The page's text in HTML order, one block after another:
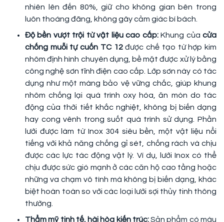
nhiên lên đến 80%, giữ cho không gian bên trong
luôn thoáng đãng, không gây cảm giác bí bách.
Độ bền vượt trội từ vật liệu cao cấp:Khung củacửa
chống muỗi tự cuốn TC 12được chế tạo từ hợp kim
nhôm định hình chuyên dụng, bề mặt được xử lý bằng
công nghệ sơn tĩnh điện cao cấp. Lớp sơn này có tác
dụng như một màng bảo vệ vững chắc, giúp khung
nhôm chống lại quá trình oxy hóa, ăn mòn do tác
động của thời tiết khắc nghiệt, không bị biến dạng
hay cong vênh trong suốt quá trình sử dụng. Phần
lưới được làm từ Inox 304 siêu bền, một vật liệu nổi
tiếng với khả năng chống gỉ sét, chống rách và chịu
được các lực tác động vật lý. Ví dụ, lưới Inox có thể
chịu được sức gió mạnh ở các căn hộ cao tầng hoặc
những va chạm vô tình mà không bị biến dạng, khác
biệt hoàn toàn so với các loại lưới sợi thủy tinh thông
thường.
Thẩm mỹ tinh tế, hài hòa kiến trúc:Sản phẩm có màu